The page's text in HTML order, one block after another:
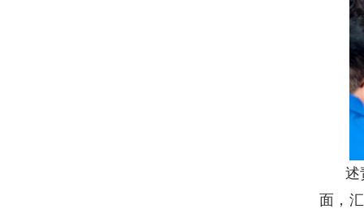
述
面，